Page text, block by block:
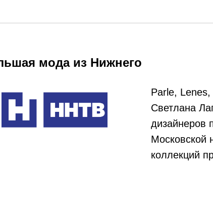
Parle,
Светлана
дизайнеров
Московской
коллекций
мода из Нижнего